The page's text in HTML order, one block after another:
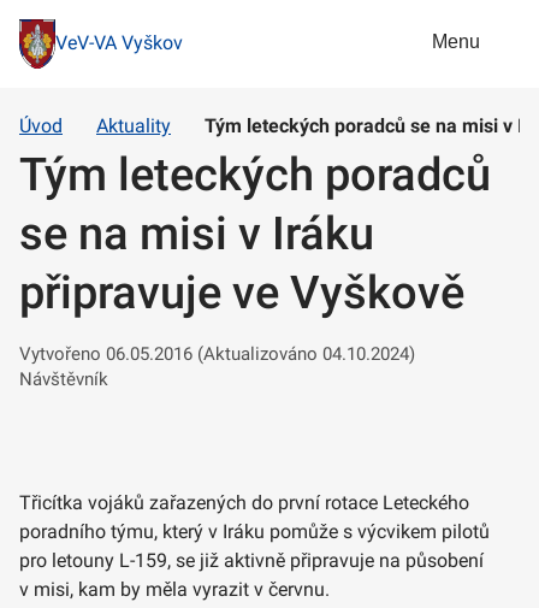
VeV-VA Vyškov Menu
Úvod Aktuality Tým leteckých poradců se na misi v
Tým leteckých poradců
se na misi v Iráku
připravuje ve Vyškově
Vytvořeno 06.05.2016 (Aktualizováno 04.10.2024)
Návštěvník
Třicítka vojáků zařazených do první rotace Leteckého
poradního týmu, který v Iráku pomůže s výcvikem pilotů
pro letouny L-159, se již aktivně připravuje na působení
v misi, kam by měla vyrazit v červnu.